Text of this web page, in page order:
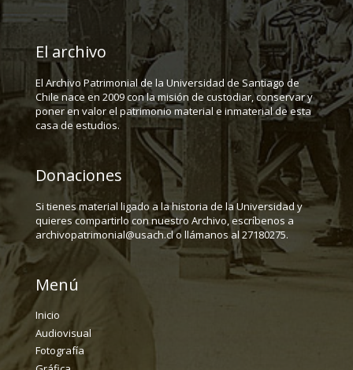
El archivo
El Archivo Patrimonial de la Universidad de Santiago de
Chile nace en 2009 con la misión de custodiar, conservar y
poner en valor el patrimonio material e inmaterial de esta
casa de estudios.
Donaciones
Si tienes material ligado a la historia de la Universidad y
quieres compartirlo con nuestro Archivo, escríbenos a
archivopatrimonial@usach.cl o llámanos al 27180275.
Menú
Inicio
Audiovisual
Fotografía